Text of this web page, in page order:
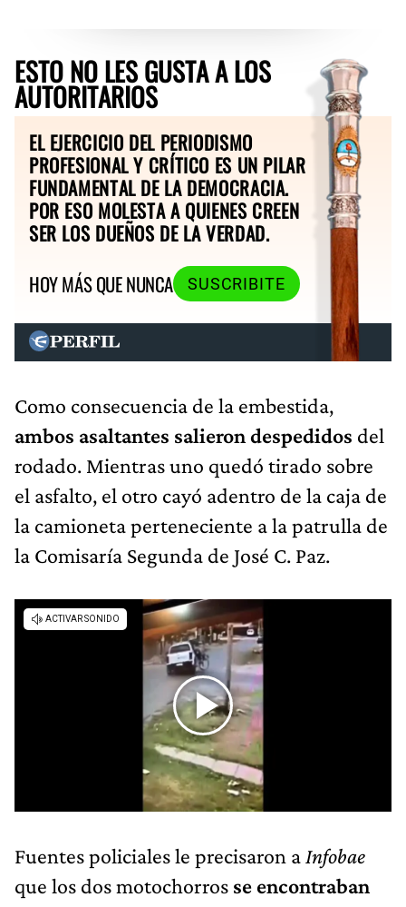
ESTO NO LES GUSTA A LOS
AUTORITARIOS
EL EJERCICIO DEL PERIODISMO
PROFESIONAL Y CRÍTICO ES UN PILAR
FUNDAMENTAL DE LA DEMOCRACIA.
POR ESO MOLESTA A QUIENES CREEN
SER LOS DUEÑOS DE LA VERDAD.
HOY MÁS QUE NUNCA
SUSCRIBITE
Como consecuencia de la embestida,
ambos asaltantes salieron despedidos del
rodado. Mientras uno quedó tirado sobre
el asfalto, el otro cayó adentro de la caja de
la camioneta perteneciente a la patrulla de
la Comisaría Segunda de José C. Paz.
Fuentes policiales le precisaron a Infobae
que los dos motochorros se encontraban